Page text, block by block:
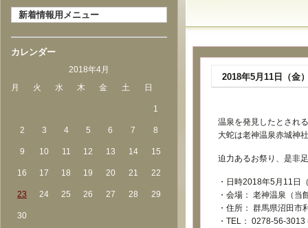
2018年5月11日（
温泉を発見したとされ
大蛇は老神温泉赤城神
迫力あるお祭り、是非
・日時2018年5月11日
・会場： 老神温泉（当
・住所： 群馬県沼田市
・TEL： 0278-56-
新着情報用メニュー
カレンダー
2018年4月
月
火 水 木 金 土 日
1
2 3 4 5 6 7 8
9 10 11 12 13 14 15
16 17 18 19 20 21 22
23 24 25 26 27 28 29
30